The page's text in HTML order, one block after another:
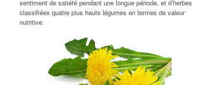
sentiment de satiété pendant une longue période, et d’herbes
classifiées quatre plus hauts légumes en termes de valeur
nutritive.